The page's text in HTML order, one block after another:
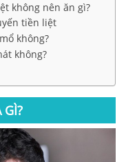
không nên ăn gì?
tiền liệt
không?
không?
GÌ?